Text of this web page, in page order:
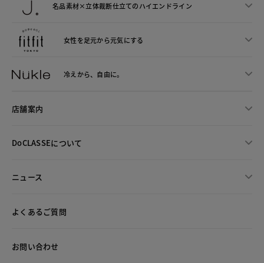
名品素材×立体裁断仕立てのハイエンドライン
女性を足元から元気にする
冷えから、 自由に。
店舗案内
DoCLASSEについて
ニュース
よくあるご質問
お問い合わせ